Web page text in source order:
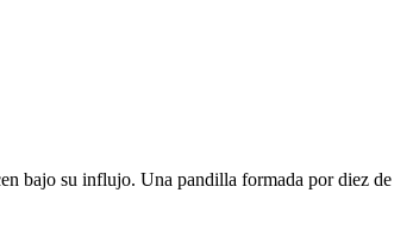
bajo su influjo. Una pandilla formada por diez